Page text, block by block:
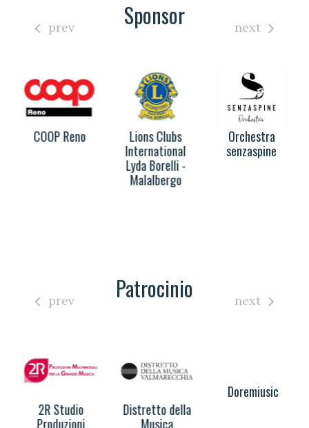
Sponsor
COOP Reno
Lions Clubs
International
Lyda Borelli -
Malalbergo
Orchestra
senzaspine
prev next
Patrocinio
2R Studio
Produzioni
Distretto della
Musica
prev next